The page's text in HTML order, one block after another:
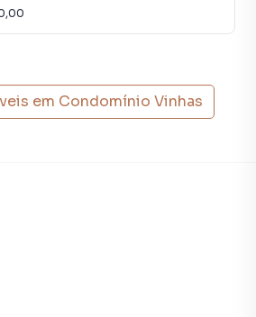
em Condomínio Vinhas